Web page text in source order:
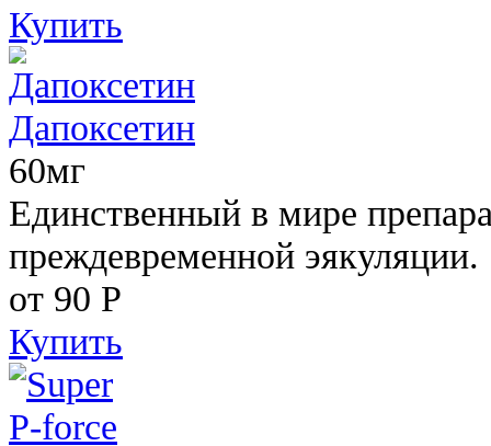
Купить
Дапоксетин
60мг
Единственный в мире
преждевременной эякуляции.
от 90 Р
Купить